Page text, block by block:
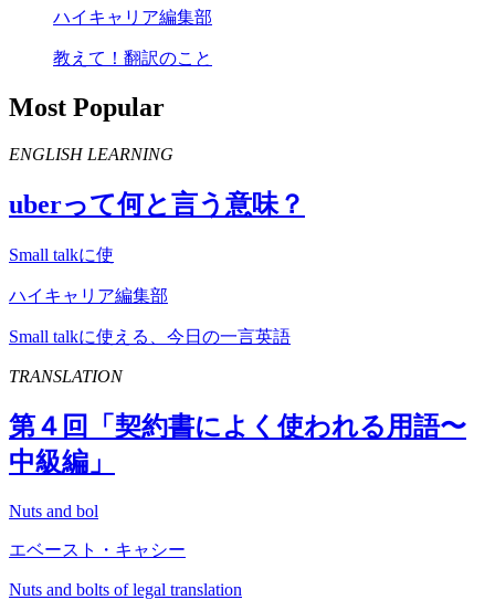
ハイキャリア編集部
教えて！翻訳のこと
Most Popular
ENGLISH LEARNING
uberって何と言う意味？
Small talkに使
ハイキャリア編集部
Small talkに使える、今日の一言英語
TRANSLATION
第４回「契約書によく使われる用語〜
中級編」
Nuts and bol
エベースト・キャシー
Nuts and bolts of legal translation